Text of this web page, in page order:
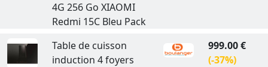
4G 256 Go XIAOMI
Redmi 15C Bleu Pack
Table de cuisson
induction 4 foyers
999.00 €
(-37%)